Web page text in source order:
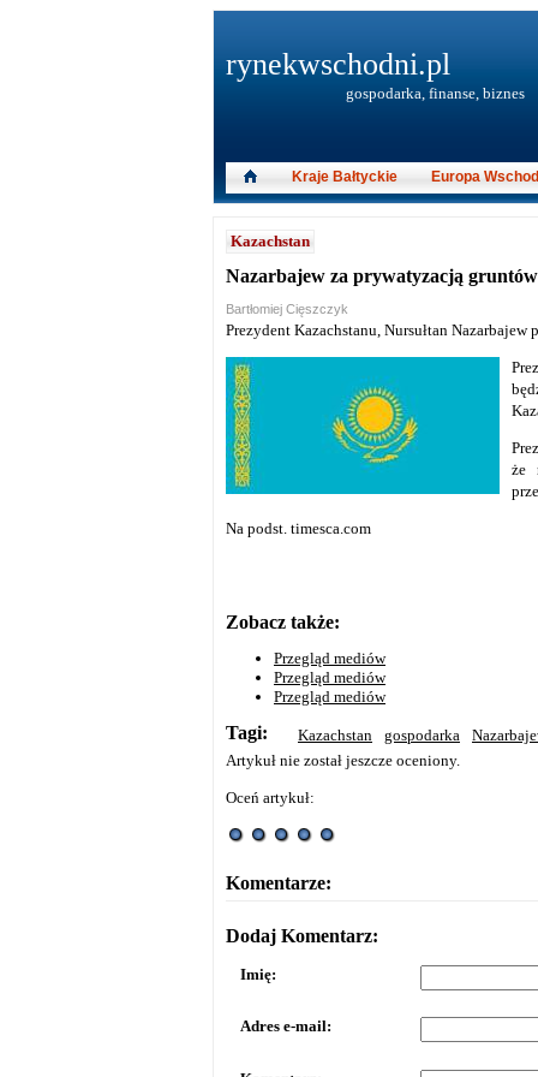
Kazachstan
Nazarbajew za prywatyzacją
Bartłomiej Cięszczyk
Prezydent Kazachstanu, Nursułtan
że
Na podst. timesca.com
Zobacz także:
Przegląd mediów
Przegląd mediów
Przegląd mediów
Tagi: Kazachstan gospodarka
Artykuł nie został jeszcze oceniony.
Oceń artykuł:
Komentarze:
Dodaj Komentarz:
Imię:
Adres e-mail:
rynekwschodni.pl
gospodarka, finanse, biznes
Kraje Bałtyckie Europa